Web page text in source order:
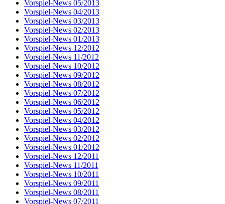
Vorspiel-News 05/2013
Vorspiel-News 04/2013
Vorspiel-News 03/2013
Vorspiel-News 02/2013
Vorspiel-News 01/2013
Vorspiel-News 12/2012
Vorspiel-News 11/2012
Vorspiel-News 10/2012
Vorspiel-News 09/2012
Vorspiel-News 08/2012
Vorspiel-News 07/2012
Vorspiel-News 06/2012
Vorspiel-News 05/2012
Vorspiel-News 04/2012
Vorspiel-News 03/2012
Vorspiel-News 02/2012
Vorspiel-News 01/2012
Vorspiel-News 12/2011
Vorspiel-News 11/2011
Vorspiel-News 10/2011
Vorspiel-News 09/2011
Vorspiel-News 08/2011
Vorspiel-News 07/2011